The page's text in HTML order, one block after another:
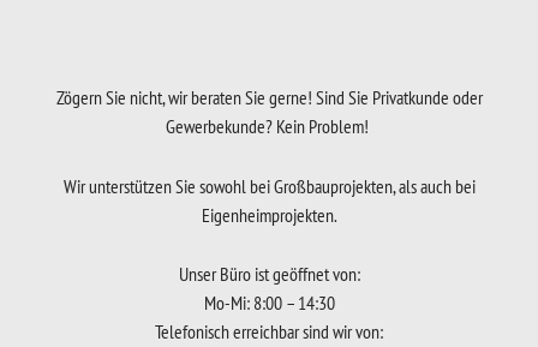
Zögern Sie nicht, wir beraten Sie gerne! Sind Sie Privatkunde oder
Gewerbekunde? Kein Problem!
Wir unterstützen Sie sowohl bei Großbauprojekten, als auch bei
Eigenheimprojekten.
Unser Büro ist geöffnet von:
Mo-Mi: 8:00 – 14:30
Telefonisch erreichbar sind wir von: